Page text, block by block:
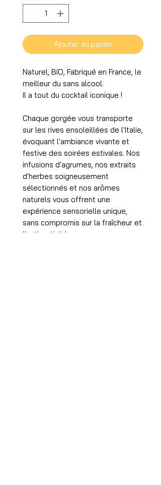
Ajouter au panier
Naturel, BIO, Fabriqué en France, le
meilleur du sans alcool.
Il a tout du cocktail iconique !
Chaque gorgée vous transporte
sur les rives ensoleillées de l'Italie,
évoquant l'ambiance vivante et
festive des soirées estivales. Nos
infusions d'agrumes, nos extraits
d'herbes soigneusement
sélectionnés et nos arômes
naturels vous offrent une
expérience sensorielle unique,
sans compromis sur la fraîcheur et
l'authenticité.